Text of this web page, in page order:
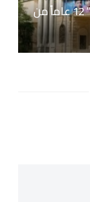
كابوس النتائج.. حين تختزل “البكالوريا” 12 عاماً من